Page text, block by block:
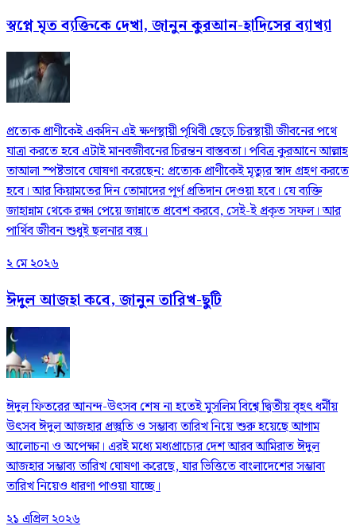
স্বপ্নে মৃত ব্যক্তিকে দেখা, জানুন কুরআন-হাদিসের ব্যাখ্যা
প্রত্যেক প্রাণীকেই একদিন এই ক্ষণস্থায়ী পৃথিবী ছেড়ে চিরস্থায়ী জীবনের পথে
যাত্রা করতে হবে এটাই মানবজীবনের চিরন্তন বাস্তবতা। পবিত্র কুরআনে আল্লাহ
তাআলা স্পষ্টভাবে ঘোষণা করেছেন: প্রত্যেক প্রাণীকেই মৃত্যুর স্বাদ গ্রহণ করতে
হবে। আর কিয়ামতের দিন তোমাদের পূর্ণ প্রতিদান দেওয়া হবে। যে ব্যক্তি
জাহান্নাম থেকে রক্ষা পেয়ে জান্নাতে প্রবেশ করবে, সেই-ই প্রকৃত সফল। আর
পার্থিব জীবন শুধুই ছলনার বস্তু।
২ মে ২০২৬
ঈদুল আজহা কবে, জানুন তারিখ-ছুটি
ঈদুল ফিতরের আনন্দ-উৎসব শেষ না হতেই মুসলিম বিশ্বে দ্বিতীয় বৃহৎ ধর্মীয়
উৎসব ঈদুল আজহার প্রস্তুতি ও সম্ভাব্য তারিখ নিয়ে শুরু হয়েছে আগাম
আলোচনা ও অপেক্ষা। এরই মধ্যে মধ্যপ্রাচ্যের দেশ আরব আমিরাত ঈদুল
আজহার সম্ভাব্য তারিখ ঘোষণা করেছে, যার ভিত্তিতে বাংলাদেশের সম্ভাব্য
তারিখ নিয়েও ধারণা পাওয়া যাচ্ছে।
২১ এপ্রিল ২০২৬